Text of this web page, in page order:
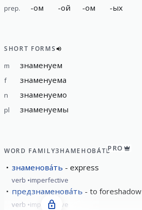
prep. -ом -ой -ом -ых
SHORT FORMS
m знаменуем
f знаменуема
n знаменуемо
pl знаменуемы
WORD FAMILYЗНАМЕНОВА́ТЬPRO
знаменова́ть express
verb imperfective
предзнаменова́ть to foreshadow
verb imperfective